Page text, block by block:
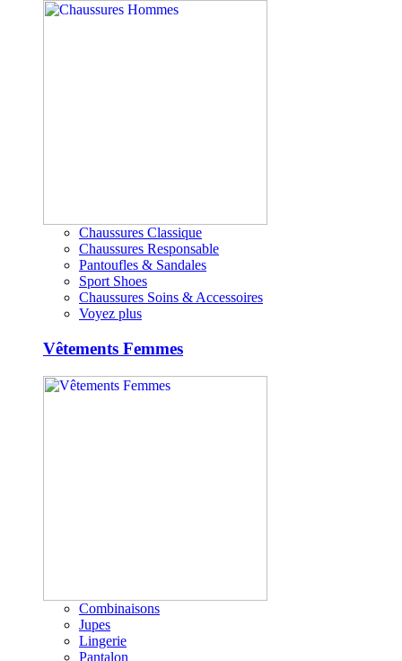
Chaussures Classique
Chaussures Responsable
Pantoufles & Sandales
Sport Shoes
Chaussures Soins & Accessoires
Voyez plus
Vêtements Femmes
Combinaisons
Jupes
Lingerie
Pantalon